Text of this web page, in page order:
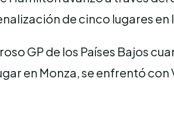
de cinco lugares en
GP de los Países Bajos
en Monza, se enfrentó